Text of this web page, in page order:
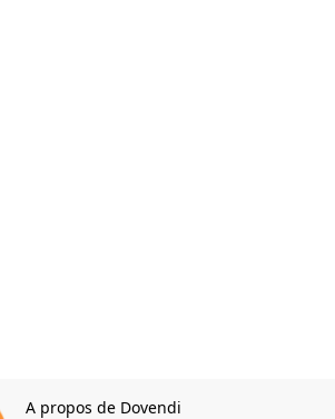
A propos de Dovendi